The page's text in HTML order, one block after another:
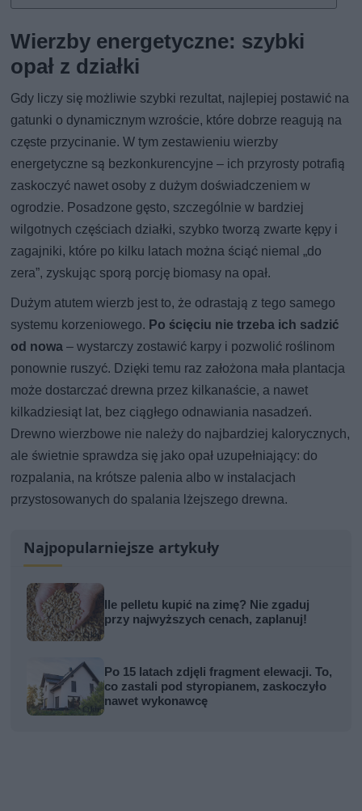
Wierzby energetyczne: szybki
opał z działki
Gdy liczy się możliwie szybki rezultat, najlepiej postawić na
gatunki o dynamicznym wzroście, które dobrze reagują na
częste przycinanie. W tym zestawieniu wierzby
energetyczne są bezkonkurencyjne – ich przyrosty potrafią
zaskoczyć nawet osoby z dużym doświadczeniem w
ogrodzie. Posadzone gęsto, szczególnie w bardziej
wilgotnych częściach działki, szybko tworzą zwarte kępy i
zagajniki, które po kilku latach można ściąć niemal „do
zera”, zyskując sporą porcję biomasy na opał.
Dużym atutem wierzb jest to, że odrastają z tego samego
systemu korzeniowego. Po ścięciu nie trzeba ich sadzić
od nowa – wystarczy zostawić karpy i pozwolić roślinom
ponownie ruszyć. Dzięki temu raz założona mała plantacja
może dostarczać drewna przez kilkanaście, a nawet
kilkadziesiąt lat, bez ciągłego odnawiania nasadzeń.
Drewno wierzbowe nie należy do najbardziej kalorycznych,
ale świetnie sprawdza się jako opał uzupełniający: do
rozpalania, na krótsze palenia albo w instalacjach
przystosowanych do spalania lżejszego drewna.
Najpopularniejsze artykuły
Ile pelletu kupić na zimę? Nie zgaduj
przy najwyższych cenach, zaplanuj!
Po 15 latach zdjęli fragment elewacji. To,
co zastali pod styropianem, zaskoczyło
nawet wykonawcę